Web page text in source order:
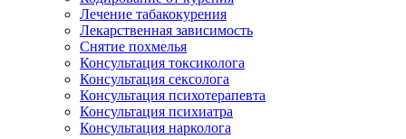
Лечение табакокурения
Лекарственная зависимость
Снятие похмелья
Консультация токсиколога
Консультация сексолога
Консультация психотерапевта
Консультация психиатра
Консультация нарколога